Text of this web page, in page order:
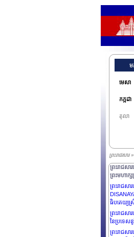
ម
មេសា
កក្កដា
តុលា
ព្រះរាជសារ
ព្រះរាជសា
ព្រះមហាក្
ព្រះរាជសា
ធិបតេយ្យស្
ព្រះរាជស
នៃប្រទេស
ព្រះរាជស